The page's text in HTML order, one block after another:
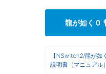
龍が如く０
【NSwitch2/龍が
説明書（マニュアル